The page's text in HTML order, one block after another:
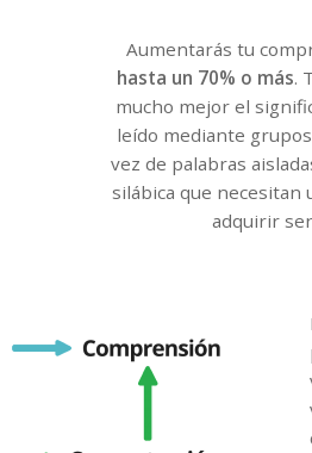
Aumentarás tu
hasta un 70% o más.
mucho mejor el
leído mediante
vez de palabras
silábica que necesitan
adquirir